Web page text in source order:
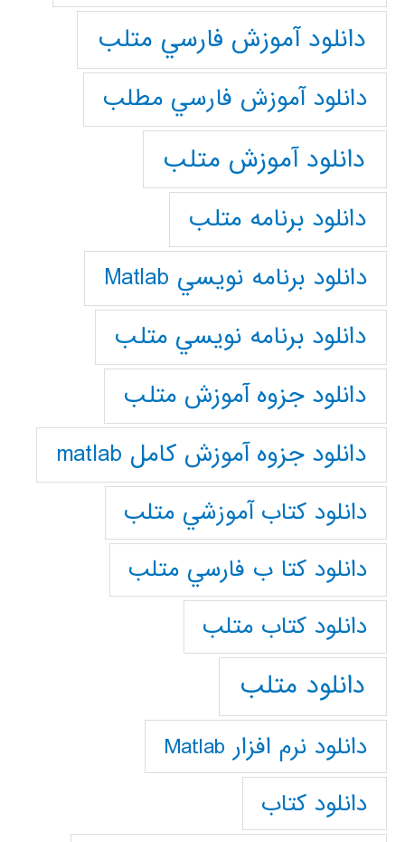
دانلود آموزش فارسي متلب
دانلود آموزش فارسي مطلب
دانلود آموزش متلب
دانلود برنامه متلب
دانلود برنامه نويسي Matlab
دانلود برنامه نويسي متلب
دانلود جزوه آموزش متلب
دانلود جزوه آموزش کامل matlab
دانلود كتاب آموزشي متلب
دانلود كتا ب فارسي متلب
دانلود كتاب متلب
دانلود متلب
دانلود نرم افزار Matlab
دانلود کتاب